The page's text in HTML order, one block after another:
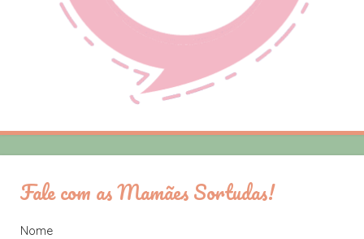
Fale com as Mamães Sortudas!
Nome